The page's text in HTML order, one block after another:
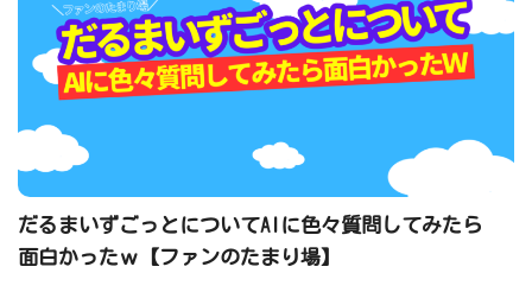
だるまいずごっとについてAIに色々質問してみたら
面白かったｗ【ファンのたまり場】